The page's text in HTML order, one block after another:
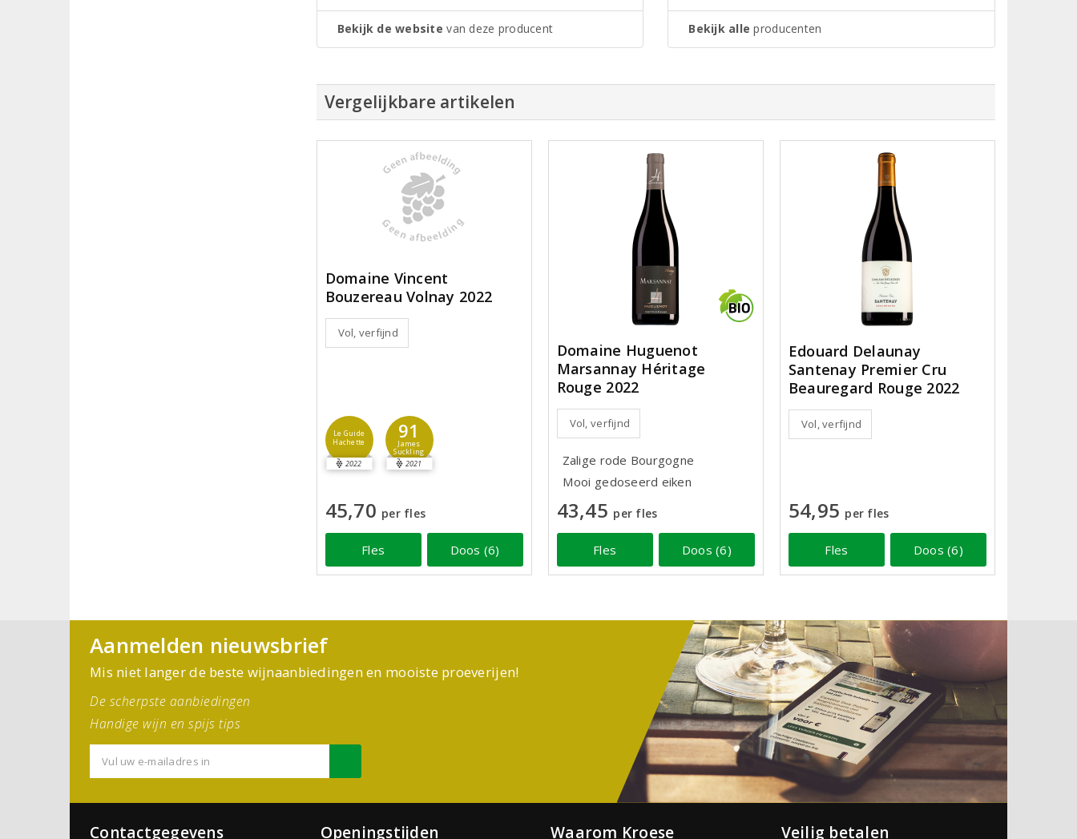
Bekijk de website van deze producent Bekijk alle producenten
Vergelijkbare artikelen
Domaine Vincent
Bouzereau Volnay 2022
Vol, verfijnd
Le Guide
Hachette
2022
91
James
Suckling
2021
45,70 per fles
Fles Doos (6)
Domaine Huguenot
Marsannay Héritage
Rouge 2022
Vol, verfijnd
Zalige rode Bourgogne
Mooi gedoseerd eiken
43,45 per fles
Fles Doos (6)
Edouard Delaunay
Santenay Premier Cru
Beauregard Rouge 2022
Vol, verfijnd
54,95 per fles
Fles Doos (6)
Aanmelden nieuwsbrief
Mis niet langer de beste wijnaanbiedingen en mooiste proeverijen!
De scherpste aanbiedingen
Handige wijn en spijs tips
Contactgegevens Openingstijden Waarom Kroese Veilig betalen